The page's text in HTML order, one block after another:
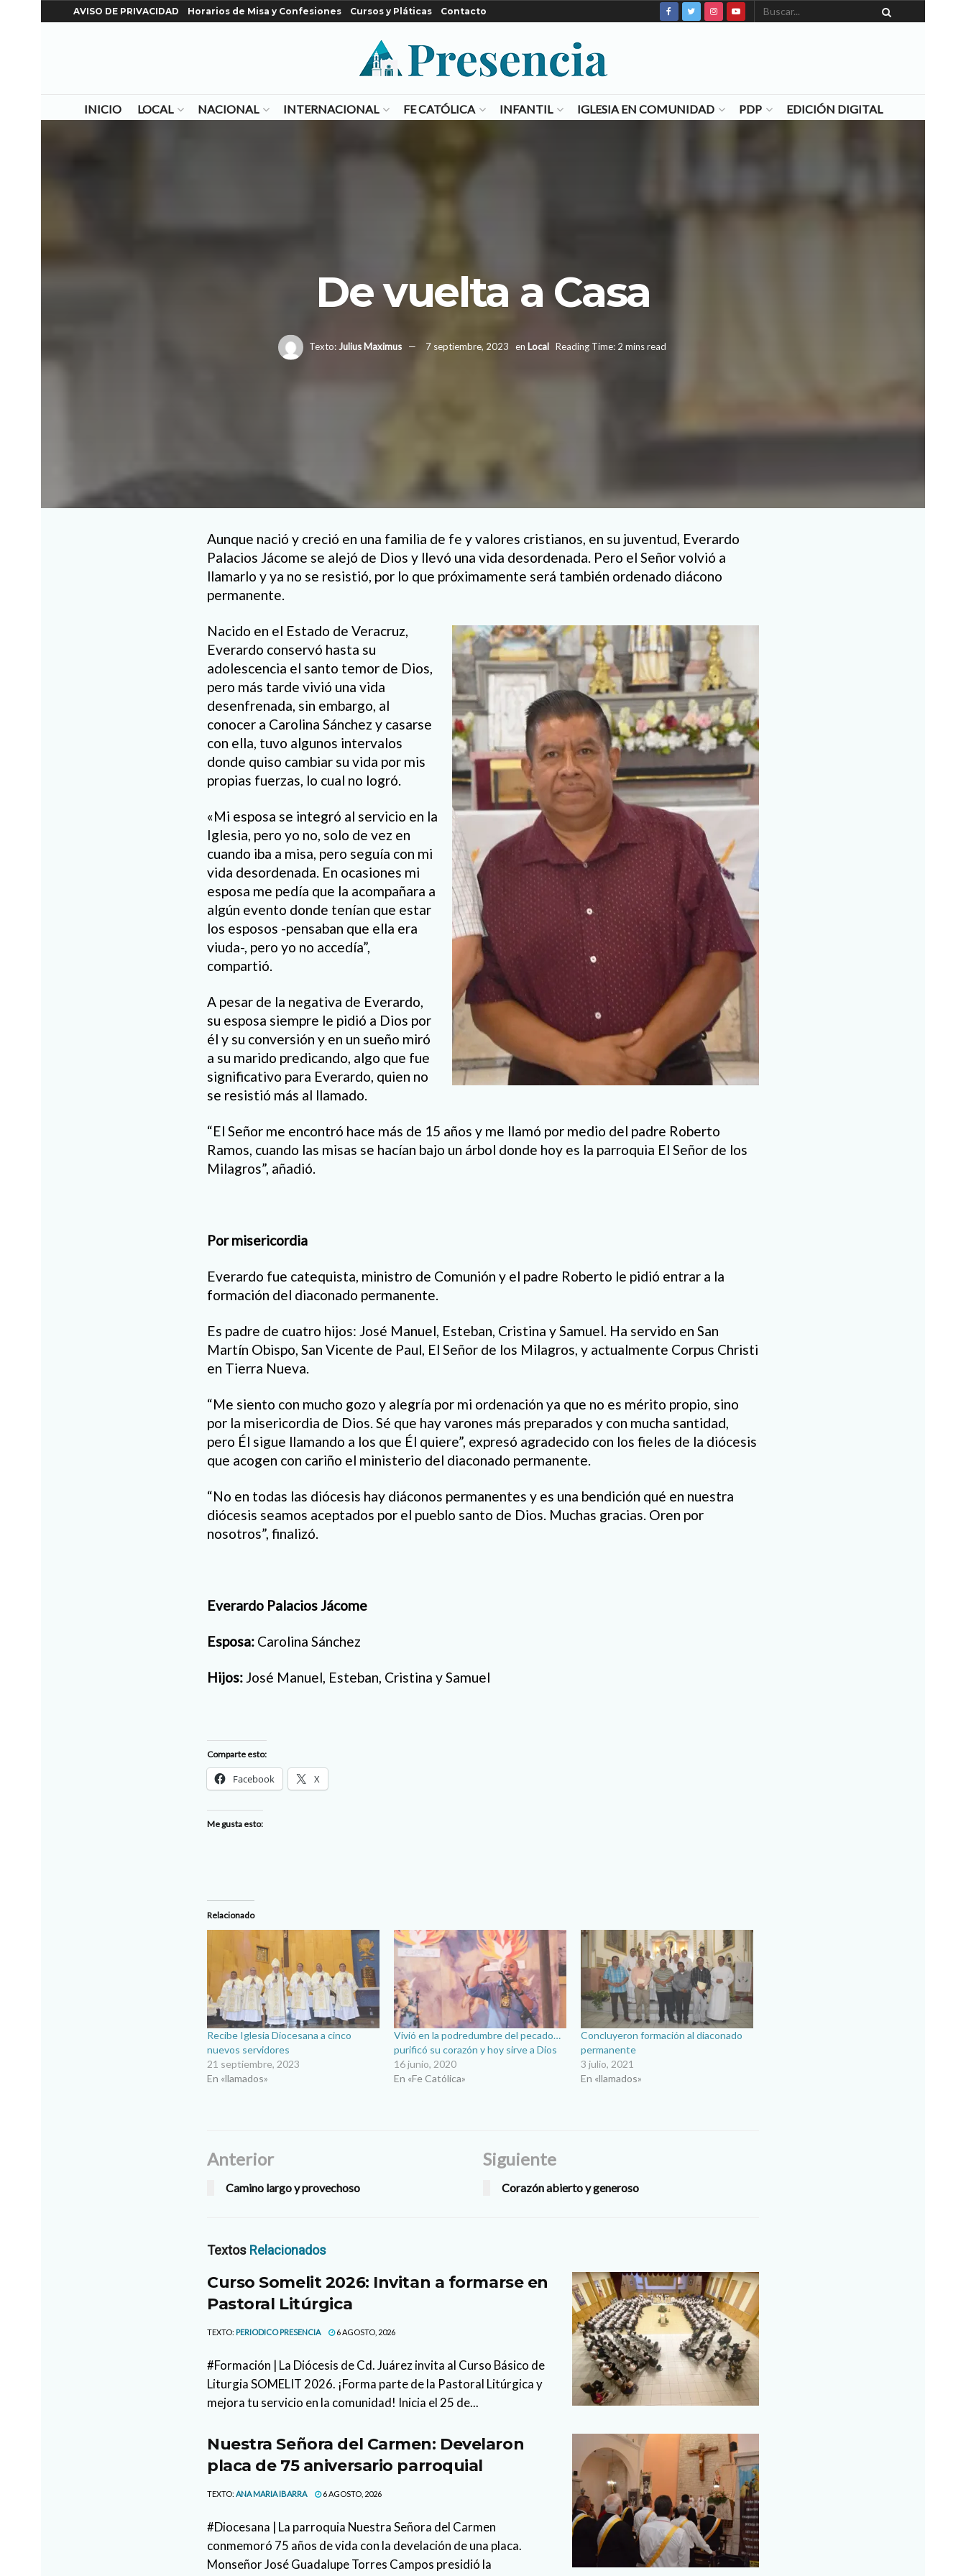
AVISO DE PRIVACIDAD Horarios de Misa y Confesiones Cursos y Pláticas Contacto
INICIO LOCAL NACIONAL INTERNACIONAL FE CATÓLICA INFANTIL IGLESIA EN COMUNIDAD PDP EDICIÓN DIGITAL
De vuelta a Casa
Texto: Julius Maximus 7 septiembre, 2023 en Local Reading Time: 2 mins read
Aunque nació y creció en una familia de fe y valores cristianos, en su juventud, Everardo
Palacios Jácome se alejó de Dios y llevó una vida desordenada. Pero el Señor volvió a
llamarlo y ya no se resistió, por lo que próximamente será también ordenado diácono
permanente.
Nacido en el Estado de Veracruz,
Everardo conservó hasta su
adolescencia el santo temor de Dios,
pero más tarde vivió una vida
desenfrenada, sin embargo, al
conocer a Carolina Sánchez y casarse
con ella, tuvo algunos intervalos
donde quiso cambiar su vida por mis
propias fuerzas, lo cual no logró.
«Mi esposa se integró al servicio en la
Iglesia, pero yo no, solo de vez en
cuando iba a misa, pero seguía con mi
vida desordenada. En ocasiones mi
esposa me pedía que la acompañara a
algún evento donde tenían que estar
los esposos -pensaban que ella era
viuda-, pero yo no accedía”,
compartió.
A pesar de la negativa de Everardo,
su esposa siempre le pidió a Dios por
él y su conversión y en un sueño miró
a su marido predicando, algo que fue
significativo para Everardo, quien no
se resistió más al llamado.
“El Señor me encontró hace más de 15 años y me llamó por medio del padre Roberto
Ramos, cuando las misas se hacían bajo un árbol donde hoy es la parroquia El Señor de los
Milagros”, añadió.
Por misericordia
Everardo fue catequista, ministro de Comunión y el padre Roberto le pidió entrar a la
formación del diaconado permanente.
Es padre de cuatro hijos: José Manuel, Esteban, Cristina y Samuel. Ha servido en San
Martín Obispo, San Vicente de Paul, El Señor de los Milagros, y actualmente Corpus Christi
en Tierra Nueva.
“Me siento con mucho gozo y alegría por mi ordenación ya que no es mérito propio, sino
por la misericordia de Dios. Sé que hay varones más preparados y con mucha santidad,
pero Él sigue llamando a los que Él quiere”, expresó agradecido con los fieles de la diócesis
que acogen con cariño el ministerio del diaconado permanente.
“No en todas las diócesis hay diáconos permanentes y es una bendición qué en nuestra
diócesis seamos aceptados por el pueblo santo de Dios. Muchas gracias. Oren por
nosotros”, finalizó.
Everardo Palacios Jácome
Esposa: Carolina Sánchez
Hijos: José Manuel, Esteban, Cristina y Samuel
Comparte esto:
Facebook X
Me gusta esto:
Relacionado
Recibe Iglesia Diocesana a cinco
nuevos servidores
21 septiembre, 2023
En «llamados»
Vivió en la podredumbre del pecado…
purificó su corazón y hoy sirve a Dios
16 junio, 2020
En «Fe Católica»
Concluyeron formación al diaconado
permanente
3 julio, 2021
En «llamados»
Anterior
Camino largo y provechoso
Siguiente
Corazón abierto y generoso
Textos Relacionados
Curso Somelit 2026: Invitan a formarse en
Pastoral Litúrgica
TEXTO: PERIODICO PRESENCIA 6 AGOSTO, 2026
#Formación | La Diócesis de Cd. Juárez invita al Curso Básico de
Liturgia SOMELIT 2026. ¡Forma parte de la Pastoral Litúrgica y
mejora tu servicio en la comunidad! Inicia el 25 de...
Nuestra Señora del Carmen: Develaron
placa de 75 aniversario parroquial
TEXTO: ANA MARIA IBARRA 6 AGOSTO, 2026
#Diocesana | La parroquia Nuestra Señora del Carmen
conmemoró 75 años de vida con la develación de una placa.
Monseñor José Guadalupe Torres Campos presidió la